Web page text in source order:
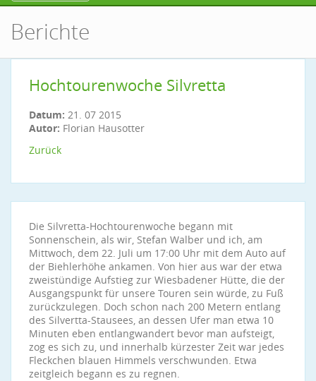
Berichte
Hochtourenwoche Silvretta
Datum: 21. 07 2015
Autor: Florian Hausotter
Zurück
Die Silvretta-Hochtourenwoche begann mit
Sonnenschein, als wir, Stefan Walber und ich, am
Mittwoch, dem 22. Juli um 17:00 Uhr mit dem Auto auf
der Biehlerhöhe ankamen. Von hier aus war der etwa
zweistündige Aufstieg zur Wiesbadener Hütte, die der
Ausgangspunkt für unsere Touren sein würde, zu Fuß
zurückzulegen. Doch schon nach 200 Metern entlang
des Silvertta-Stausees, an dessen Ufer man etwa 10
Minuten eben entlangwandert bevor man aufsteigt,
zog es sich zu, und innerhalb kürzester Zeit war jedes
Fleckchen blauen Himmels verschwunden. Etwa
zeitgleich begann es zu regnen.